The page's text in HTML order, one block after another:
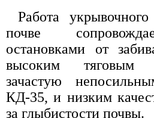
Работа
почве
остановками от
высоким тяговым
зачастую
КД-35, и низким
за глыбистости почвы.